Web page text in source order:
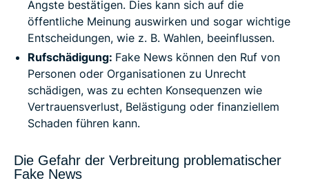
Ängste bestätigen. Dies kann sich auf die
öffentliche Meinung auswirken und sogar wichtige
Entscheidungen, wie z. B. Wahlen, beeinflussen.
Rufschädigung: Fake News können den Ruf von
Personen oder Organisationen zu Unrecht
schädigen, was zu echten Konsequenzen wie
Vertrauensverlust, Belästigung oder finanziellem
Schaden führen kann.
Die Gefahr der Verbreitung problematischer
Fake News